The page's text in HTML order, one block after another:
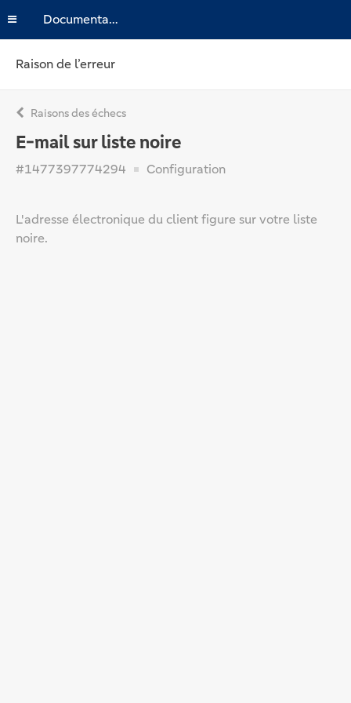
Documentation
Raison de l’erreur
Raisons des échecs
E-mail sur liste noire
#1477397774294 Configuration
L'adresse électronique du client figure sur votre liste
noire.